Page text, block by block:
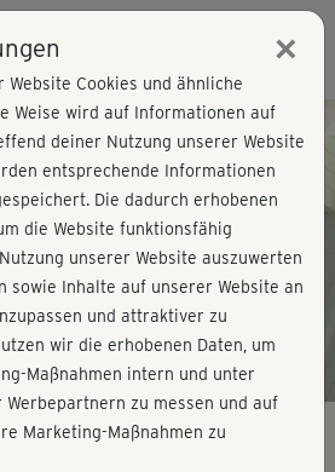
Play
Video
×
Cookies und ähnliche
Weise wird auf Informationen auf
deiner Nutzung unserer Website
entsprechende Informationen
Die dadurch erhobenen
die Website funktionsfähig
unserer Website auszuwerten
sowie Inhalte auf unserer Website an
und attraktiver zu
wir die erhobenen Daten, um
Maßnahmen intern und unter
zu messen und auf
Marketing-Maßnahmen zu